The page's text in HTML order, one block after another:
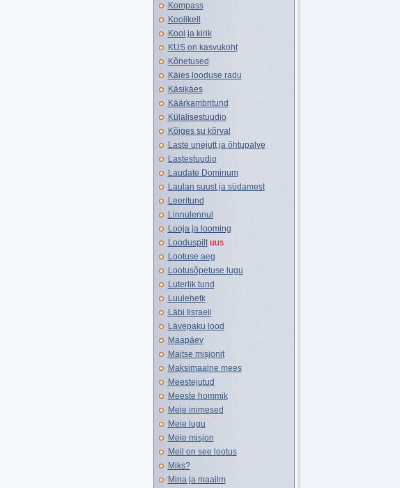
Kompass
Koolikell
Kool ja kirik
KUS on kasvukoht
Kõnetused
Käies looduse radu
Käsikäes
Käärkambritund
Külalisestuudio
Kõiges su kõrval
Laste unejutt ja õhtupalve
Lastestuudio
Laudate Dominum
Laulan suust ja südamest
Leeritund
Linnulennul
Looja ja looming
Looduspilt uus
Lootuse aeg
Lootusõpetuse lugu
Luterlik tund
Luulehetk
Läbi Iisraeli
Lävepaku lood
Maapäev
Maitse misjonit
Maksimaalne mees
Meestejutud
Meeste hommik
Meie inimesed
Meie lugu
Meie misjon
Meil on see lootus
Miks?
Mina ja maailm